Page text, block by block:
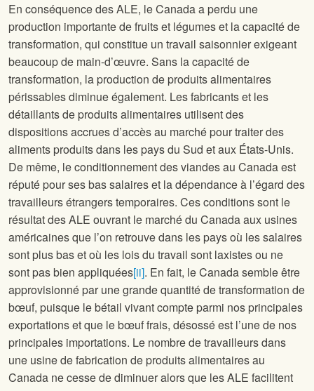
En conséquence des ALE, le Canada a perdu une
production importante de fruits et légumes et la capacité de
transformation, qui constitue un travail saisonnier exigeant
beaucoup de main-d’œuvre. Sans la capacité de
transformation, la production de produits alimentaires
périssables diminue également. Les fabricants et les
détaillants de produits alimentaires utilisent des
dispositions accrues d’accès au marché pour traiter des
aliments produits dans les pays du Sud et aux États-Unis.
De même, le conditionnement des viandes au Canada est
réputé pour ses bas salaires et la dépendance à l’égard des
travailleurs étrangers temporaires. Ces conditions sont le
résultat des ALE ouvrant le marché du Canada aux usines
américaines que l’on retrouve dans les pays où les salaires
sont plus bas et où les lois du travail sont laxistes ou ne
sont pas bien appliquées[ii]. En fait, le Canada semble être
approvisionné par une grande quantité de transformation de
bœuf, puisque le bétail vivant compte parmi nos principales
exportations et que le bœuf frais, désossé est l’une de nos
principales importations. Le nombre de travailleurs dans
une usine de fabrication de produits alimentaires au
Canada ne cesse de diminuer alors que les ALE facilitent